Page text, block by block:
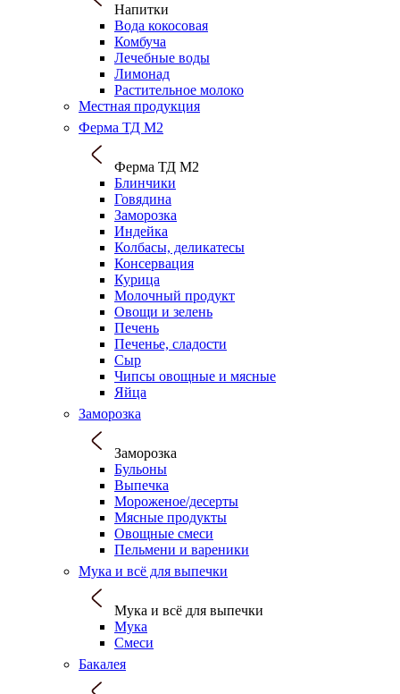
Напитки
Вода кокосовая
Комбуча
Лечебные воды
Лимонад
Растительное молоко
Местная продукция
Ферма ТД М2
Ферма ТД М2
Блинчики
Говядина
Заморозка
Индейка
Колбасы, деликатесы
Консервация
Курица
Молочный продукт
Овощи и зелень
Печень
Печенье, сладости
Сыр
Чипсы овощные и мясные
Яйца
Заморозка
Заморозка
Бульоны
Выпечка
Мороженое/десерты
Мясные продукты
Овощные смеси
Пельмени и вареники
Мука и всё для выпечки
Мука и всё для выпечки
Мука
Смеси
Бакалея